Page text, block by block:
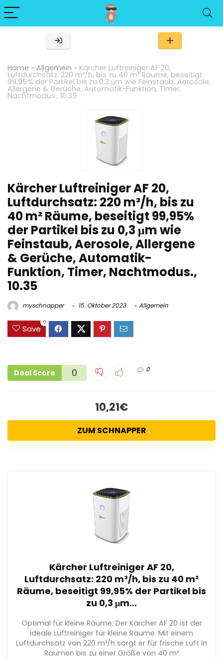
Home » Allgemein » Kärcher Luftreiniger AF 20,
Luftdurchsatz: 220 m³/h, bis zu 40 m² Räume, beseitigt
99,95% der Partikel bis zu 0,3 μm wie Feinstaub, Aerosole,
Allergene & Gerüche, Automatik-Funktion, Timer,
Nachtmodus., 10.35
Kärcher Luftreiniger AF 20,
Luftdurchsatz: 220 m³/h, bis zu
40 m² Räume, beseitigt 99,95%
der Partikel bis zu 0,3 μm wie
Feinstaub, Aerosole, Allergene
& Gerüche, Automatik-
Funktion, Timer, Nachtmodus.,
10.35
myschnapper 15. Oktober 2023 Allgemein
Save
0
Deal Score 0 0
10,21€
ZUM SCHNAPPER
Kärcher Luftreiniger AF 20,
Luftdurchsatz: 220 m³/h, bis zu 40 m²
Räume, beseitigt 99,95% der Partikel bis
zu 0,3 μm...
Optimal für kleine Räume: Der Kärcher AF 20 ist der
ideale Luftreiniger für kleine Räume. Mit einem
Luftdurchsatz von 220 m³/h sorgt er für frische Luft in
Räumen bis zu einer Größe von 40 m²